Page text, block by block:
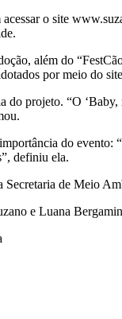
o site
além do
por meio do
do projeto. “O
do evento:
definiu ela.
de Meio
e Luana